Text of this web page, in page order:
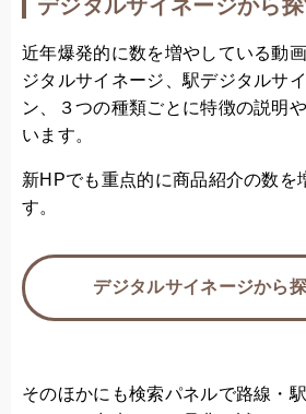
デジタルサイネージから
近年爆発的に数を増やしている動
ジタルサイネージ、駅デジタルサ
ン、３つの種類ごとに特徴の説明
います。
新HPでも重点的に商品紹介の数を
す。
デジタルサイネージから
そのほかにも検索パネルで路線・